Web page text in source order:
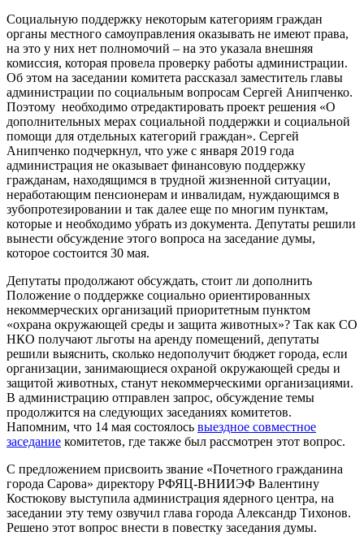
Социальную поддержку некоторым категориям граждан
органы местного самоуправления оказывать не имеют права,
на это у них нет полномочий – на это указала внешняя
комиссия, которая провела проверку работы администрации.
Об этом на заседании комитета рассказал заместитель главы
администрации по социальным вопросам Сергей Анипченко.
Поэтому необходимо отредактировать проект решения «О
дополнительных мерах социальной поддержки и социальной
помощи для отдельных категорий граждан». Сергей
Анипченко подчеркнул, что уже с января 2019 года
администрация не оказывает финансовую поддержку
гражданам, находящимся в трудной жизненной ситуации,
неработающим пенсионерам и инвалидам, нуждающимся в
зубопротезировании и так далее еще по многим пунктам,
которые и необходимо убрать из документа. Депутаты решили
вынести обсуждение этого вопроса на заседание думы,
которое состоится 30 мая.
Депутаты продолжают обсуждать, стоит ли дополнить
Положение о поддержке социально ориентированных
некоммерческих организаций приоритетным пунктом
«охрана окружающей среды и защита животных»? Так как СО
НКО получают льготы на аренду помещений, депутаты
решили выяснить, сколько недополучит бюджет города, если
организации, занимающиеся охраной окружающей среды и
защитой животных, станут некоммерческими организациями.
В администрацию отправлен запрос, обсуждение темы
продолжится на следующих заседаниях комитетов.
Напомним, что 14 мая состоялось выездное совместное
заседание комитетов, где также был рассмотрен этот вопрос.
С предложением присвоить звание «Почетного гражданина
города Сарова» директору РФЯЦ-ВНИИЭФ Валентину
Костюкову выступила администрация ядерного центра, на
заседании эту тему озвучил глава города Александр Тихонов.
Решено этот вопрос внести в повестку заседания думы.